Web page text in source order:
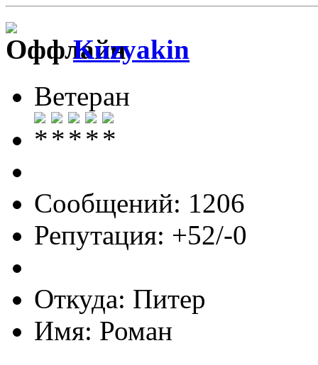
Kuzyakin
Ветеран
Сообщений: 1206
Репутация: +52/-0
Откуда: Питер
Имя: Роман